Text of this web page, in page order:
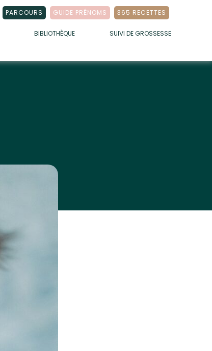
PARCOURS GUIDE PRÉNOMS 365 RECETTES
BIBLIOTHÈQUE SUIVI DE GROSSESSE